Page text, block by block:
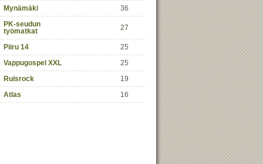
Mynämäki 36
PK-seudun
työmatkat
27
Piiru 14
25
Vappugospel XXL
25
Ruisrock
19
Atlas 16